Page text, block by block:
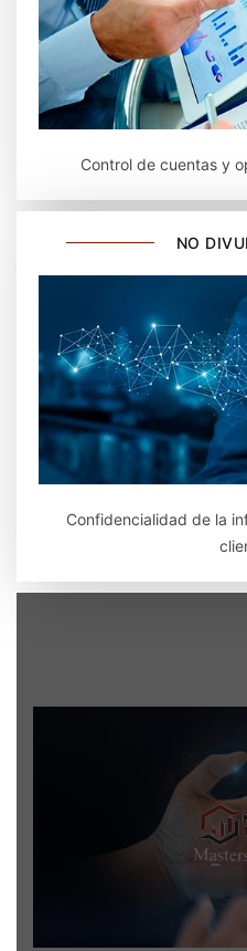
Control de cuentas y
NO
Confidencialidad de la